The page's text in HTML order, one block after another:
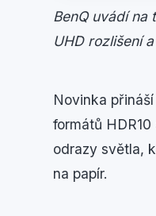
BenQ uvádí na
UHD rozlišení
Novinka
formátů
odrazy světla,
na papír.